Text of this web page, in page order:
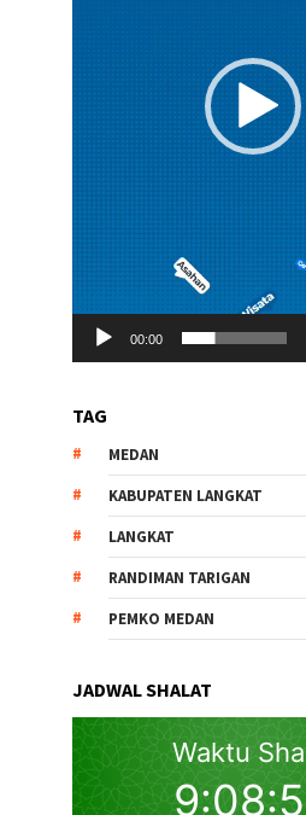
00:00
TAG
MEDAN
KABUPATEN LANGKAT
LANGKAT
RANDIMAN TARIGAN
PEMKO MEDAN
JADWAL SHALAT